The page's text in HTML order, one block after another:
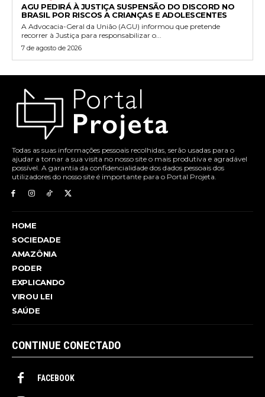
AGU PEDIRÁ À JUSTIÇA SUSPENSÃO DO DISCORD NO
BRASIL POR RISCOS A CRIANÇAS E ADOLESCENTES
A Advocacia-Geral da União (AGU) informou que pretende
recorrer à Justiça para responsabilizar o...
7 de agosto de 2026
Todas as suas informações pessoais recolhidas, serão usadas para o
ajudar a tornar a sua visita no nosso site o mais produtiva e agradável
possível. A garantia da confidencialidade dos dados pessoais dos
utilizadores do nosso site é importante para o Portal Projeta.
HOME
SOCIEDADE
AMAZÔNIA
PODER
EXPLICANDO
VIROU LEI
SAÚDE
CONTINUE CONECTADO
FACEBOOK